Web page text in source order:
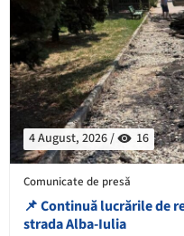
4 August, 2026 / 16
Comunicate de presă
📌 Continuă lucrările de
strada Alba-Iulia